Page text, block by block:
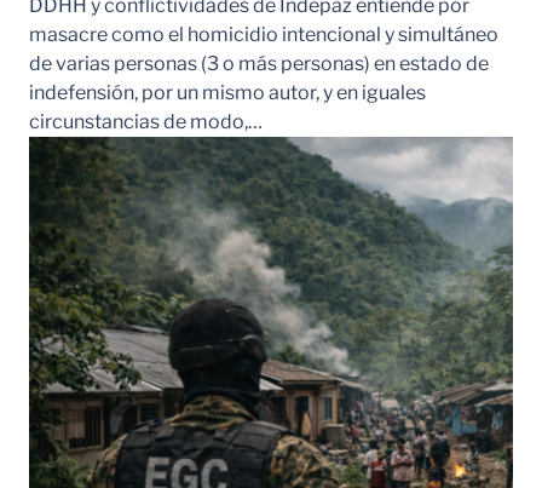
DDHH y conflictividades de Indepaz entiende por
masacre como el homicidio intencional y simultáneo
de varias personas (3 o más personas) en estado de
indefensión, por un mismo autor, y en iguales
circunstancias de modo,…